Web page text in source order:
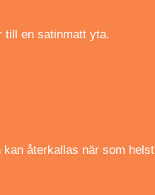
till en satinmatt yta.
återkallas när som helst